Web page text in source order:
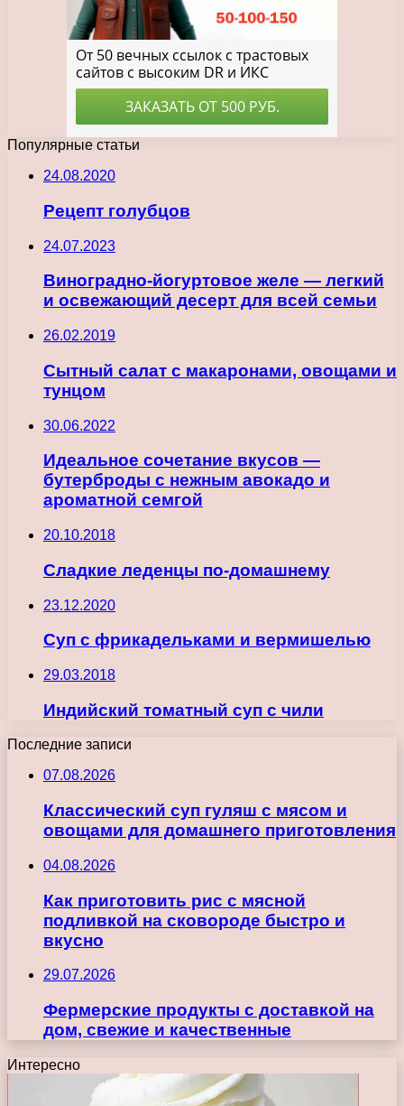
Популярные статьи
24.08.2020
Рецепт голубцов
24.07.2023
Виноградно-йогуртовое желе — легкий
и освежающий десерт для всей семьи
26.02.2019
Сытный салат с макаронами, овощами и
тунцом
30.06.2022
Идеальное сочетание вкусов —
бутерброды с нежным авокадо и
ароматной семгой
20.10.2018
Сладкие леденцы по-домашнему
23.12.2020
Суп с фрикадельками и вермишелью
29.03.2018
Индийский томатный суп с чили
Последние записи
07.08.2026
Классический суп гуляш с мясом и
овощами для домашнего приготовления
04.08.2026
Как приготовить рис с мясной
подливкой на сковороде быстро и
вкусно
29.07.2026
Фермерские продукты с доставкой на
дом, свежие и качественные
Интересно